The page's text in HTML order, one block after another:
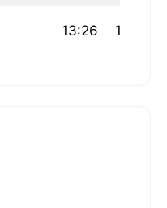
13:26 17:11